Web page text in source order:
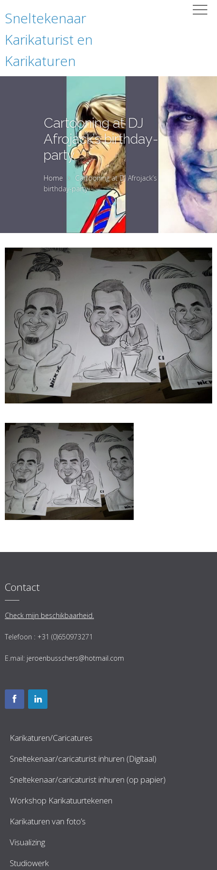
Sneltekenaar
Karikaturist en
Karikaturen
Cartooning at DJ
Afrojack’s birthday-
party.
Home
Cartooning at DJ Afrojack’s
birthday-party.
Contact
Check mijn beschikbaarheid.
Telefoon : +31 (0)650973271
E.mail: jeroenbusschers@hotmail.com
Karikaturen/Caricatures
Sneltekenaar/caricaturist inhuren (Digitaal)
Sneltekenaar/caricaturist inhuren (op papier)
Workshop Karikatuurtekenen
Karikaturen van foto’s
Visualizing
Studiowerk